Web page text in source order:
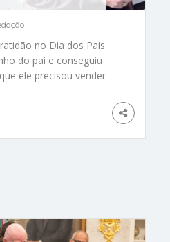
no Dia dos Pais.
do pai e conseguiu
ele precisou vender
de uma forma que o pai
Allen levou o seu Daniel
nos Estados Unidos.